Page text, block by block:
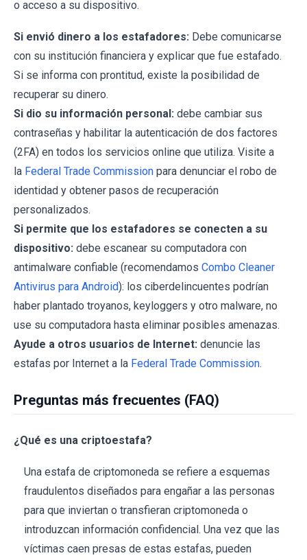
o acceso a su dispositivo.
Si envió dinero a los estafadores: Debe comunicarse
con su institución financiera y explicar que fue estafado.
Si se informa con prontitud, existe la posibilidad de
recuperar su dinero.
Si dio su información personal: debe cambiar sus
contraseñas y habilitar la autenticación de dos factores
(2FA) en todos los servicios online que utiliza. Visite a
la Federal Trade Commission para denunciar el robo de
identidad y obtener pasos de recuperación
personalizados.
Si permite que los estafadores se conecten a su
dispositivo: debe escanear su computadora con
antimalware confiable (recomendamos Combo Cleaner
Antivirus para Android): los ciberdelincuentes podrían
haber plantado troyanos, keyloggers y otro malware, no
use su computadora hasta eliminar posibles amenazas.
Ayude a otros usuarios de Internet: denuncie las
estafas por Internet a la Federal Trade Commission.
Preguntas más frecuentes (FAQ)
¿Qué es una criptoestafa?
Una estafa de criptomoneda se refiere a esquemas
fraudulentos diseñados para engañar a las personas
para que inviertan o transfieran criptomoneda o
introduzcan información confidencial. Una vez que las
víctimas caen presas de estas estafas, pueden